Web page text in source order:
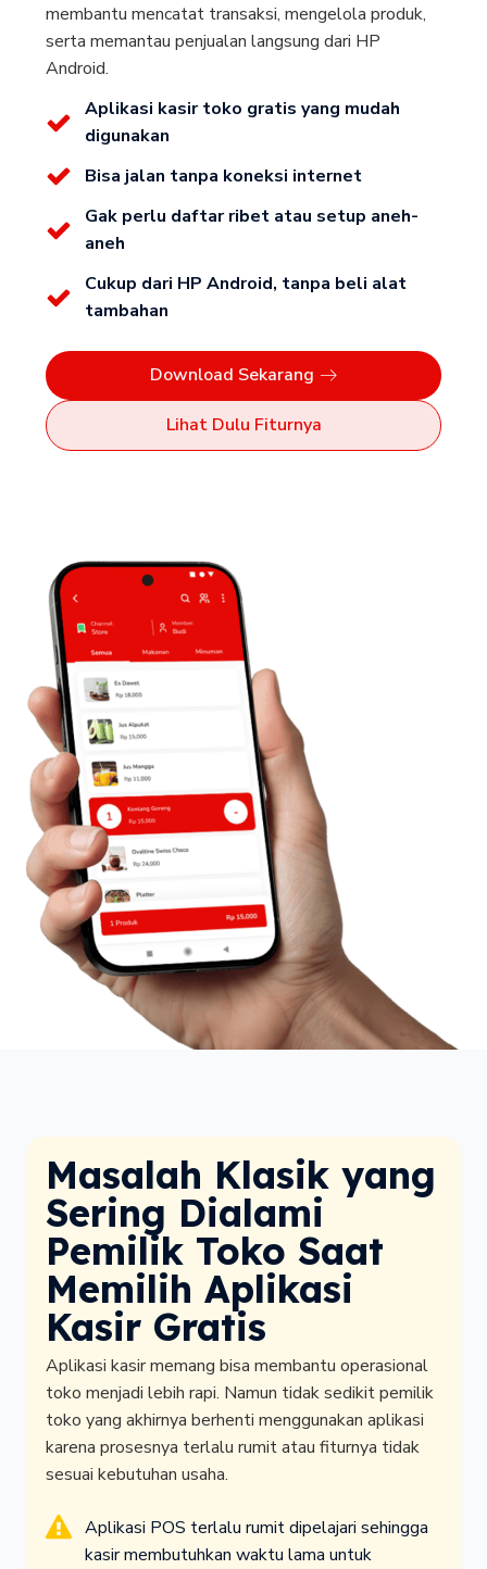
membantu mencatat transaksi, mengelola produk,
serta memantau penjualan langsung dari HP
Android.
Aplikasi kasir toko gratis yang mudah
digunakan
Bisa jalan tanpa koneksi internet
Gak perlu daftar ribet atau setup aneh-
aneh
Cukup dari HP Android, tanpa beli alat
tambahan
Download Sekarang
Lihat Dulu Fiturnya
Masalah Klasik yang
Sering Dialami
Pemilik Toko Saat
Memilih Aplikasi
Kasir Gratis
Aplikasi kasir memang bisa membantu operasional
toko menjadi lebih rapi. Namun tidak sedikit pemilik
toko yang akhirnya berhenti menggunakan aplikasi
karena prosesnya terlalu rumit atau fiturnya tidak
sesuai kebutuhan usaha.
Aplikasi POS terlalu rumit dipelajari sehingga
kasir membutuhkan waktu lama untuk